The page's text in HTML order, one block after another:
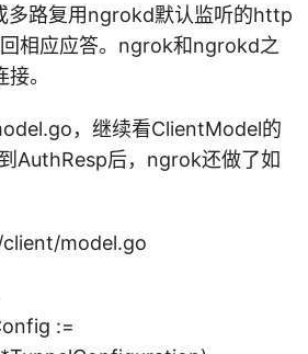
路复用ngrokd默认监听的http
相应应答。ngrok和ngrokd之
。
，继续看ClientModel的
AuthResp后，ngrok还做了如
model.go
:=